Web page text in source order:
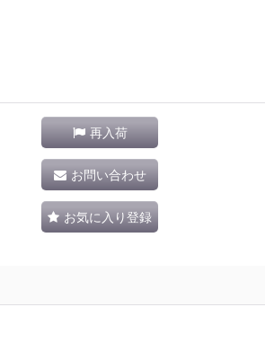
再入荷
お問い合わせ
お気に入り登録